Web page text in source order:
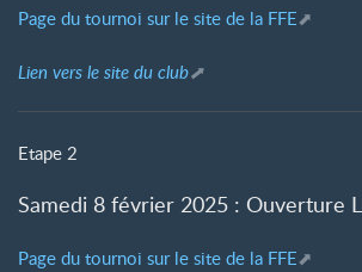
Page du tournoi sur le site de la FFE
Lien vers le site du club
Etape 2
Samedi 8 février 2025 : Ouverture
Page du tournoi sur le site de la FFE